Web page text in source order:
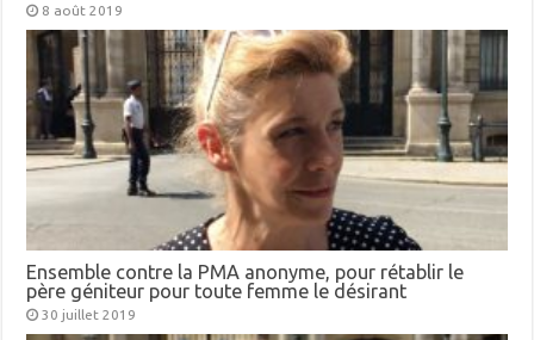
8 août 2019
Ensemble contre la PMA anonyme, pour rétablir le
père géniteur pour toute femme le désirant
30 juillet 2019